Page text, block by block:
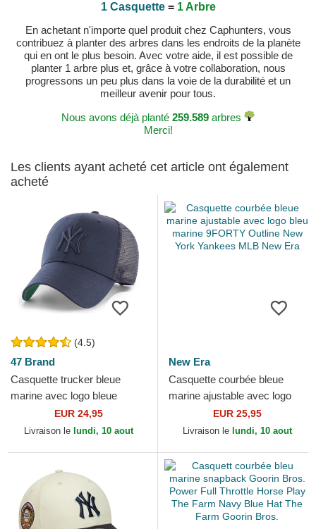
polecam serdecznie - ludzie z pasją i szybka wysyłka.
1 Casquette= 1 Arbre
En achetant n'importe quel produit chez Caphunters, vous
contribuez à planter des arbres dans les endroits de la planète
qui en ont le plus besoin. Avec votre aide, il est possible de
planter 1 arbre plus et, grâce à votre collaboration, nous
progressons un peu plus dans la voie de la durabilité et un
meilleur avenir pour tous.
Nous avons déjà planté 259.589 arbres
Merci!
Les clients ayant acheté cet article ont également
acheté
(4.5)
47 Brand
Casquette trucker bleue
marine avec logo bleue
marine New York Yankees
MLB MVP Branson 47 Brand
EUR 24,95
Livraison le lundi, 10 aout
New Era
Casquette courbée bleue
marine ajustable avec logo
bleu marine 9FORTY Outline
New York Yankees...
EUR 25,95
Livraison le lundi, 10 aout